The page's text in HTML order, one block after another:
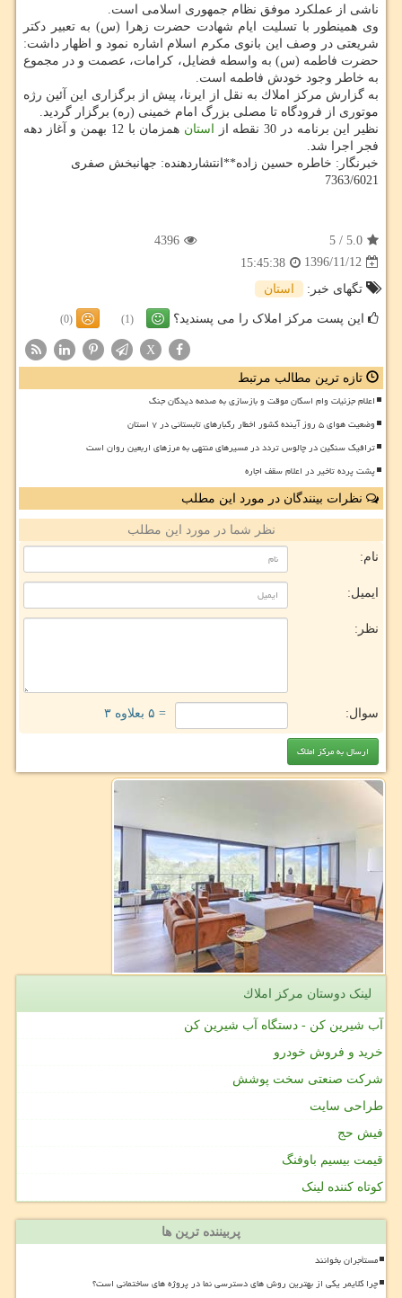
ناشی از عملكرد موفق نظام جمهوری اسلامی است.
وی همینطور با تسلیت ایام شهادت حضرت زهرا (س) به تعبیر دكتر
شریعتی در وصف این بانوی مكرم اسلام اشاره نمود و اظهار داشت:
حضرت فاطمه (س) به واسطه فضایل، كرامات، عصمت و در مجموع
به خاطر وجود خودش فاطمه است.
به گزارش مركز املاك به نقل از ایرنا، پیش از برگزاری این آئین رژه
موتوری از فرودگاه تا مصلی بزرگ امام خمینی (ره) برگزار گردید.
نظیر این برنامه در 30 نقطه از
استان
همزمان با 12 بهمن و آغاز دهه
فجر اجرا شد.
خبرنگار: خاطره حسین زاده**انتشاردهنده: جهانبخش صفری
7363/6021
5.0
/
5
4396
1396/11/12
15:45:38
تگهای خبر:
استان
این پست مرکز املاک را می پسندید؟ (1)
(0)
X
تازه ترین مطالب مرتبط
اعلام جزئیات وام اسکان موقت و بازسازی به صدمه دیدگان جنگ
وضعیت هوای ۵ روز آینده کشور اخطار رگبارهای تابستانی در ۷ استان
ترافیک سنگین در چالوس تردد در مسیرهای منتهی به مرزهای اربعین روان است
پشت پرده تاخیر در اعلام سقف اجاره
نظرات بینندگان در مورد این مطلب
نظر شما در مورد این مطلب
نام:
ایمیل:
نظر:
سوال: = ۵ بعلاوه ۳
لینک دوستان مركز املاك
آب شیرین کن - دستگاه آب شیرین کن
خرید و فروش خودرو
شرکت صنعتی سخت پوشش
طراحی سایت
فیش حج
قیمت بیسیم باوفنگ
کوتاه کننده لینک
پربیننده ترین ها
مستأجران بخوانند
چرا کلایمر یکی از بهترین روش های دسترسی نما در پروژه های ساختمانی است؟